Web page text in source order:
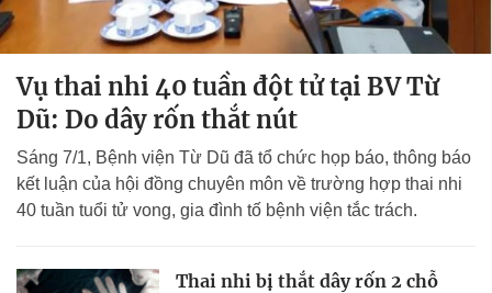
Vụ thai nhi 40 tuần đột tử tại BV Từ
Dũ: Do dây rốn thắt nút
Sáng 7/1, Bệnh viện Từ Dũ đã tổ chức họp báo, thông báo
kết luận của hội đồng chuyên môn về trường hợp thai nhi
40 tuần tuổi tử vong, gia đình tố bệnh viện tắc trách.
Thai nhi bị thắt dây rốn 2 chỗ